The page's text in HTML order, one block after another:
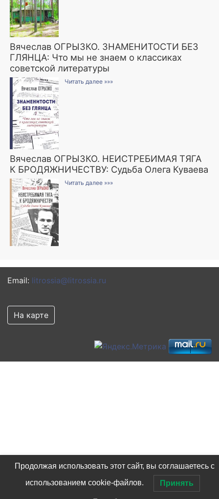
Вячеслав ОГРЫЗКО. ЗНАМЕНИТОСТИ БЕЗ
ГЛЯНЦА: Что мы не знаем о классиках
советской литературы
Читать далее »»»
Вячеслав ОГРЫЗКО. НЕИСТРЕБИМАЯ ТЯГА
К БРОДЯЖНИЧЕСТВУ: Судьба Олега Куваева
Читать далее »»»
Email: litrossia@litrossia.ru
На карте
Продолжая использовать этот сайт, вы соглашаетесь с
использованием cookie-файлов. Принять